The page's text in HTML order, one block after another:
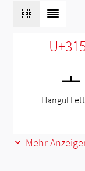
ㅗ
Hangul
Mehr